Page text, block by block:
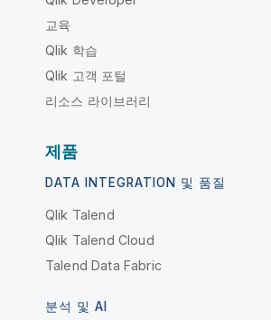
교육
Qlik 학습
Qlik 고객 포털
리소스 라이브러리
제품
DATA INTEGRATION 및 품질
Qlik Talend
Qlik Talend Cloud
Talend Data Fabric
분석 및 AI